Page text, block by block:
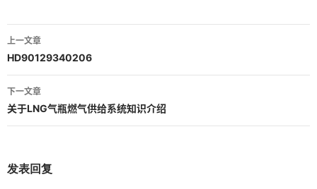
文
章
导
航
上一文章
HD90129340206
下一文章
关于LNG气瓶燃气供给系统知识介绍
发表回复